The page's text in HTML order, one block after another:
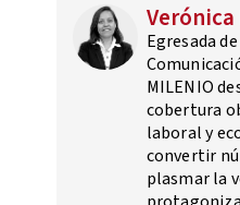
Egresada
MILENIO
cobertura
laboral y
convertir
plasmar la